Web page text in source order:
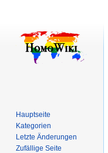
Hauptseite
Kategorien
Letzte Änderungen
Zufällige Seite